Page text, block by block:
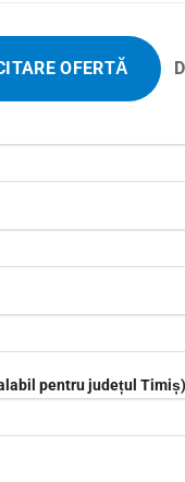
OFERTĂ
pentru județul Timiș)